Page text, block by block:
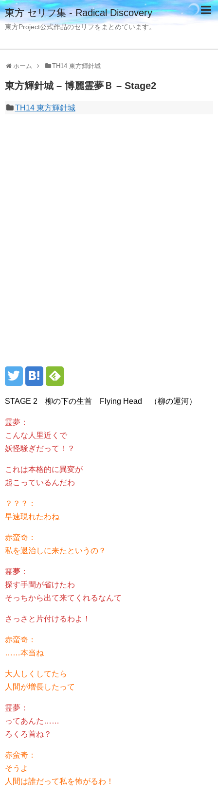
東方 セリフ集 - Radical Discovery
東方Project公式作品のセリフをまとめています。
ホーム TH14 東方輝針城
東方輝針城 – 博麗霊夢Ｂ – Stage2
TH14 東方輝針城
STAGE 2 柳の下の生首 Flying Head （柳の運河）
霊夢：
こんな人里近くで
妖怪騒ぎだって！？
これは本格的に異変が
起こっているんだわ
？？？：
早速現れたわね
赤蛮奇：
私を退治しに来たというの？
霊夢：
探す手間が省けたわ
そっちから出て来てくれるなんて
さっさと片付けるわよ！
赤蛮奇：
……本当ね
大人しくしてたら
人間が増長したって
霊夢：
ってあんた……
ろくろ首ね？
赤蛮奇：
そうよ
人間は誰だって私を怖がるわ！